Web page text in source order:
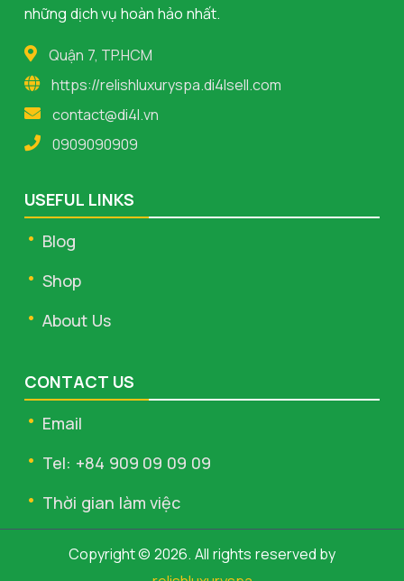
những dịch vụ hoàn hảo nhất.
Quận 7, TP.HCM
https://relishluxuryspa.di4lsell.com
contact@di4l.vn
0909090909
USEFUL LINKS
Blog
Shop
About Us
CONTACT US
Email
Tel: +84 909 09 09 09
Thời gian làm việc
Copyright © 2026. All rights reserved by